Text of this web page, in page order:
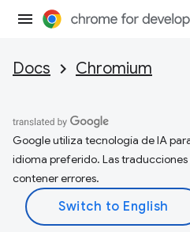
Docs Chromium
Google utiliza tecnología de IA
idioma preferido. Las
contener errores.